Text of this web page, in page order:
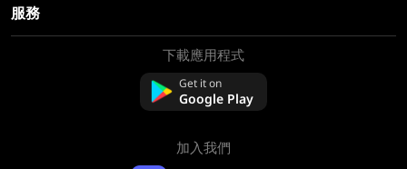
服務
下載應用程式
Get it on
Google Play
加入我們